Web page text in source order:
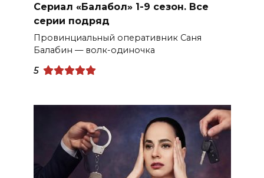
Сериал «Балабол» 1-9 сезон. Все
серии подряд
Провинциальный оперативник Саня
Балабин — волк-одиночка
5